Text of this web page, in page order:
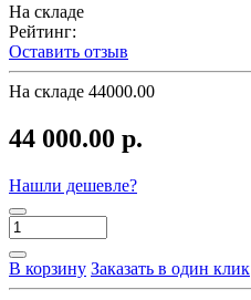
На складе
Рейтинг:
Оставить отзыв
На складе 44000.00
44 000.00 р.
Нашли дешевле?
В корзину Заказать в один клик